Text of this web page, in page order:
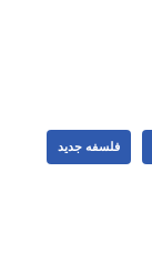
فلسفه جدید